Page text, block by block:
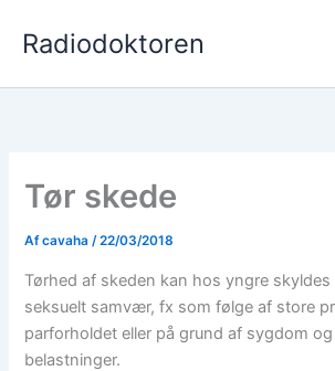
Radiodoktoren
Tør skede
Afcavaha/22/03/2018
Tørhed af skeden kan hos yngre
seksuelt samvær, fx som følge af store
parforholdet eller på grund af sygdom
belastninger.